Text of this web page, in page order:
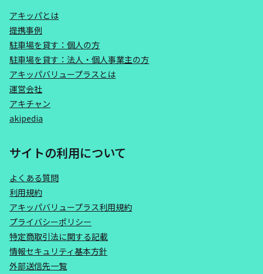
アキッパとは
提携事例
駐車場を貸す：個人の方
駐車場を貸す：法人・個人事業主の方
アキッパバリュープラスとは
運営会社
アキチャン
akipedia
サイトの利用について
よくある質問
利用規約
アキッパバリュープラス利用規約
プライバシーポリシー
特定商取引法に関する記載
情報セキュリティ基本方針
外部送信先一覧